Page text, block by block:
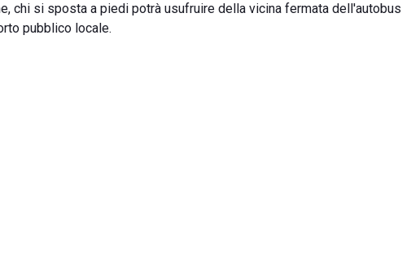
chi si sposta a piedi potrà usufruire della vicina fermata dell'autobus
pubblico locale.